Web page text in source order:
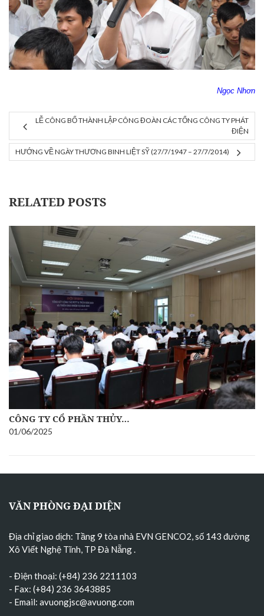
Ngọc Nhơn
LỄ CÔNG BỐ THÀNH LẬP CÔNG ĐOÀN CÁC TỔNG CÔNG TY PHÁT
ĐIỆN
HƯỚNG VỀ NGÀY THƯƠNG BINH LIỆT SỸ (27/7/1947 – 27/7/2014)
RELATED POSTS
CÔNG TY CỔ PHẦN THỦY…
01/06/2025
VĂN PHÒNG ĐẠI DIỆN
Địa chỉ giao dịch: Tầng 9 tòa nhà EVN GENCO2, số 143 đường
Xô Viết Nghệ Tĩnh, TP Đà Nẵng.
- Điện thoại: (+84) 236 2211103
- Fax: (+84) 236 3643885
- Email: avuongjsc@avuong.com